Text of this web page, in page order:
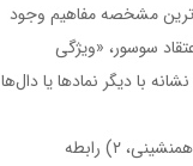
مشخصه مفاهیم وجود
سوسور، «ویژگی
با دیگر نمادها یا دال‌ها
در خصوص انواع روابط میان نشانه‌ها در درون نظام زبان نیز سوسور به دو نوع رابطه بنیادی اشاره می‌کند: ۱) رابطه همنشینی، ۲) رابطه